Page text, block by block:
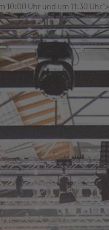
10:00 Uhr und um 11:30 Uhr">